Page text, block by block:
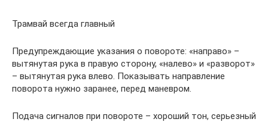
Трамвай всегда главный
Предупреждающие указания о повороте: «направо» –
вытянутая рука в правую сторону, «налево» и «разворот»
– вытянутая рука влево. Показывать направление
поворота нужно заранее, перед маневром.
Подача сигналов при повороте – хороший тон, серьезный